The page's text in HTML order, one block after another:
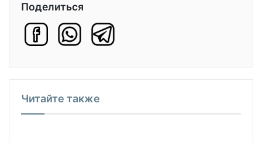
Поделиться
Читайте также